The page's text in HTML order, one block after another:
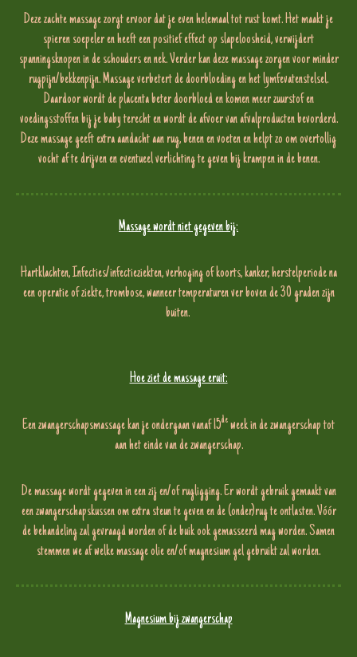
Deze zachte massage zorgt ervoor dat je even helemaal tot rust komt. Het maakt je
spieren soepeler en heeft een positief effect op slapeloosheid, verwijdert
spanningsknopen in de schouders en nek. Verder kan deze massage zorgen voor minder
rugpijn/bekkenpijn. Massage verbetert de doorbloeding en het lymfevatenstelsel.
Daardoor wordt de placenta beter doorbloed en komen meer zuurstof en
voedingsstoffen bij je baby terecht en wordt de afvoer van afvalproducten bevorderd.
Deze massage geeft extra aandacht aan rug, benen en voeten en helpt zo om overtollig
vocht af te drijven en eventueel verlichting te geven bij krampen in de benen.
Massage wordt niet gegeven bij:
Hartklachten, Infecties/infectieziekten, verhoging of koorts, kanker, herstelperiode na
een operatie of ziekte, trombose, wanneer temperaturen ver boven de 30 graden zijn
buiten.
Hoe ziet de massage eruit:
Een zwangerschapsmassage kan je ondergaan vanaf 15de week in de zwangerschap tot
aan het einde van de zwangerschap.
De massage wordt gegeven in een zij en/of rugligging. Er wordt gebruik gemaakt van
een zwangerschapskussen om extra steun te geven en de (onder)rug te ontlasten. Vóór
de behandeling zal gevraagd worden of de buik ook gemasseerd mag worden. Samen
stemmen we af welke massage olie en/of magnesium gel gebruikt zal worden.
Magnesium bij zwangerschap